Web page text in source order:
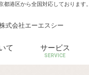
都港区から全国対応しております。
式会社エーエスシー
て サービス
SERVICE